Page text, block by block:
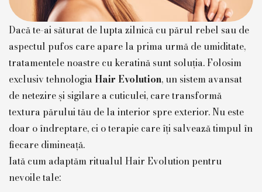
Dacă te-ai săturat de lupta zilnică cu părul rebel sau de
aspectul pufos care apare la prima urmă de umiditate,
tratamentele noastre cu keratină sunt soluția. Folosim
exclusiv tehnologiaHair Evolution, un sistem avansat
de netezire și sigilare a cuticulei, care transformă
textura părului tău de la interior spre exterior. Nu este
doar o îndreptare, ci o terapie care îți salvează timpul în
fiecare dimineață.
Iată cum adaptăm ritualul Hair Evolution pentru
nevoile tale: